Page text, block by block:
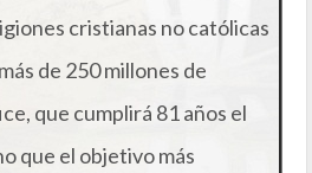
cristianas no católicas
de 250 millones de
que cumplirá 81 años el
que el objetivo más